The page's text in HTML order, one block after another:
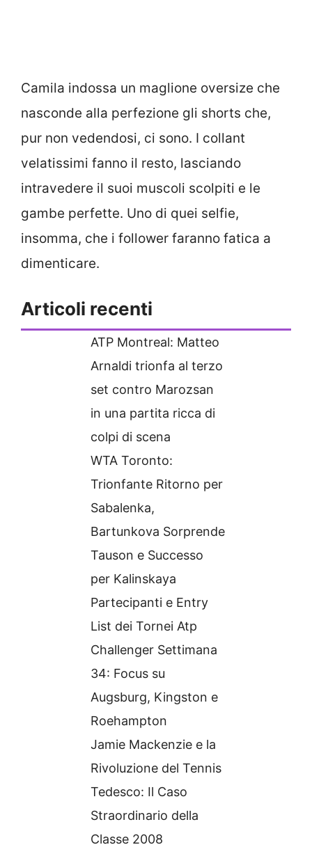
Camila indossa un maglione oversize che
nasconde alla perfezione gli shorts che,
pur non vedendosi, ci sono. I collant
velatissimi fanno il resto, lasciando
intravedere il suoi muscoli scolpiti e le
gambe perfette. Uno di quei selfie,
insomma, che i follower faranno fatica a
dimenticare.
Articoli recenti
ATP Montreal: Matteo
Arnaldi trionfa al terzo
set contro Marozsan
in una partita ricca di
colpi di scena
WTA Toronto:
Trionfante Ritorno per
Sabalenka,
Bartunkova Sorprende
Tauson e Successo
per Kalinskaya
Partecipanti e Entry
List dei Tornei Atp
Challenger Settimana
34: Focus su
Augsburg, Kingston e
Roehampton
Jamie Mackenzie e la
Rivoluzione del Tennis
Tedesco: Il Caso
Straordinario della
Classe 2008